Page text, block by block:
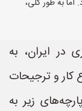
به طور کلی،
در ایران، به
کار و ترجیحات
زیر به